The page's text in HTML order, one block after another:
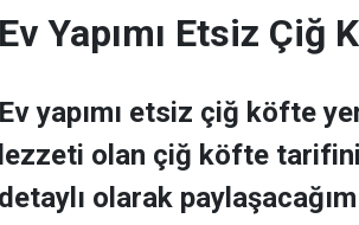
Ev Yapımı Etsiz Çiğ
Ev yapımı etsiz çiğ köfte
lezzeti olan çiğ köfte
detaylı olarak